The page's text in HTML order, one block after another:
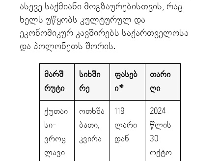
ასევე საქმიანი მოგზაურებისთვის, რაც
ხელს უწყობს კულტურულ და
ეკონომიკურ კავშირებს საქართველოსა
და პოლონეთს შორის.
მარშ
რუტი
სიხში
რე
ფასებ
ი*
თარი
ღი
ქუთაი
სი-
ვროც
ლავი
ოთხშა
ბათი,
კვირა
119
ლარი
დან
2024
წლის
30
ოქტო